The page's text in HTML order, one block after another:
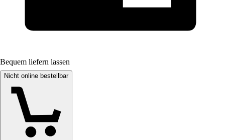
Bequem liefern lassen
Nicht online bestellbar